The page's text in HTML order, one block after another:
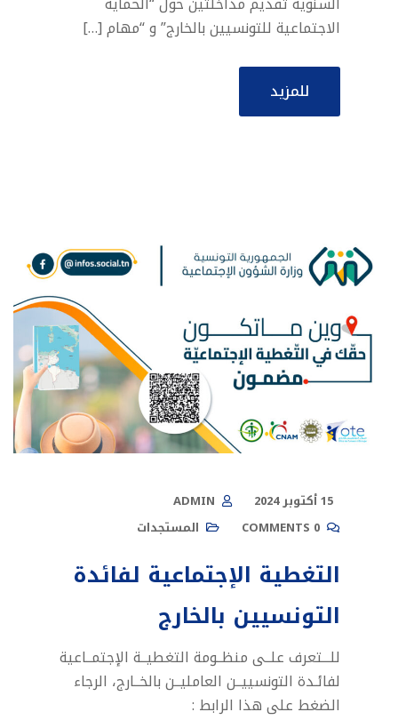
الاجتماعية للتونسيين بالخارج” و “مهام […]
للمزيد
15 أكتوبر 2024
ADMIN
0 COMMENTS
المستجدات
التغطية الإجتماعية لفائدة
التونسيين بالخارج
للـــتعرف علــى منظــومة التغطيــة الإجتمــاعية
لفائـدة التونسييــن العامليــن بالخــارج، الرجاء
الضغط على هذا الرابط :